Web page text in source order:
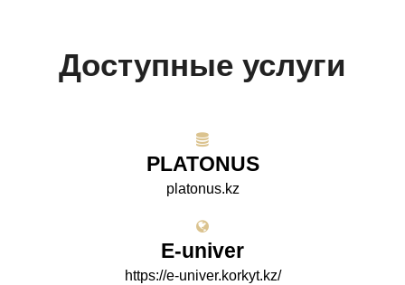
Доступные услуги
PLATONUS
platonus.kz
E-univer
https://e-univer.korkyt.kz/